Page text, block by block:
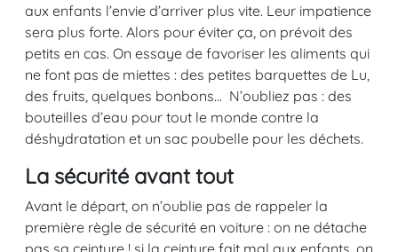
aux enfants l’envie d’arriver plus vite. Leur impatience
sera plus forte. Alors pour éviter ça, on prévoit des
petits en cas. On essaye de favoriser les aliments qui
ne font pas de miettes : des petites barquettes de Lu,
des fruits, quelques bonbons… N’oubliez pas : des
bouteilles d’eau pour tout le monde contre la
déshydratation et un sac poubelle pour les déchets.
La sécurité avant tout
Avant le départ, on n’oublie pas de rappeler la
première règle de sécurité en voiture : on ne détache
pas sa ceinture ! si la ceinture fait mal aux enfants, on